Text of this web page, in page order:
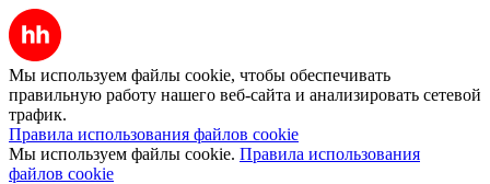
Мы используем файлы cookie, чтобы обеспечивать
правильную работу нашего веб-сайта и анализировать сетевой
трафик.
Правила использования файлов cookie
Мы используем файлы cookie. Правила использования
файлов cookie